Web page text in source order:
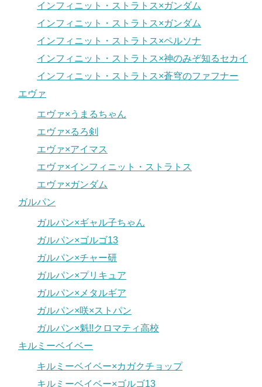
インフィニット・ストラトス×ガンダム
インフィニット・ストラトス×ガンダム
インフィニット・ストラトス×ペルソナ
インフィニット・ストラトス×神のみぞ知るセカイ
インフィニット・ストラトス×蒼穹のファフナー
エヴァ
エヴァ×うまるちゃん
エヴァ×るろ剣
エヴァ×アイマス
エヴァ×インフィニット・ストラトス
エヴァ×ガンダム
ガルパン
ガルパン×ギャル子ちゃん
ガルパン×ゴルゴ13
ガルパン×チャー研
ガルパン×プリキュア
ガルパン×メタルギア
ガルパン×咲×ストパン
ガルパン×魁!!クロマティ高校
キルミーベイベー
キルミーベイベー×カガクチョップ
キルミーベイベー×ゴルゴ13